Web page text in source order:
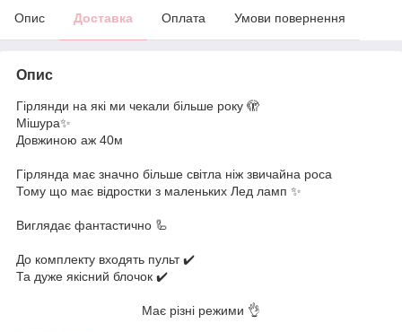
Опис Доставка Оплата Умови повернення
Опис
Гірлянди на які ми чекали більше року 🫣
Мішура✨
Довжиною аж 40м
Гірлянда має значно більше світла ніж звичайна роса
Тому що має відростки з маленьких Лед ламп ✨
Виглядає фантастично 🦾
До комплекту входять пульт ✔️
Та дуже якісний блочок ✔️
Має різні режими 👌